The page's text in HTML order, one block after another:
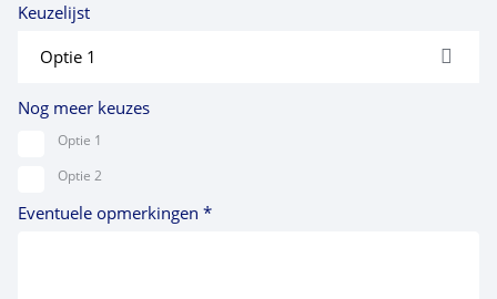
Keuzelijst
Nog meer keuzes
Optie 1
Optie 2
Eventuele opmerkingen *